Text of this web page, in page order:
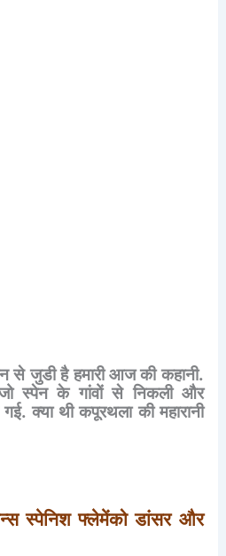
से जुडी है हमारी आज की कहानी.
स्पेन के गांवों से निकली और
गई.क्या थी कपूरथला की महारानी
स्पेनिश फ्लेमेंको डांसर और